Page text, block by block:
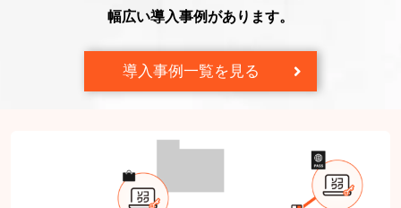
幅広い導入事例があります。
導入事例一覧を見る